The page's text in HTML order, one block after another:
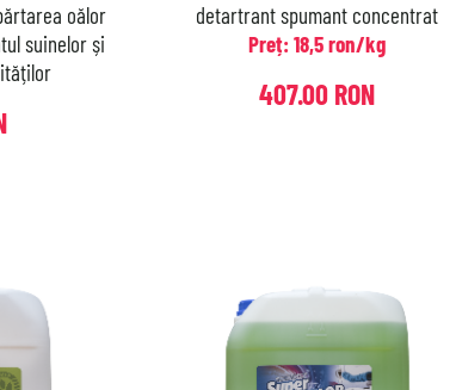
oălor
suinelor și
detartrant spumant concentrat
Preț: 18,5 ron/kg
407.00 RON